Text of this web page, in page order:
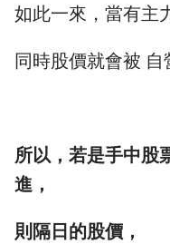
如此一來，當有主
同時股價就會被 自
所以，若是手中股
進，
則隔日的股價，